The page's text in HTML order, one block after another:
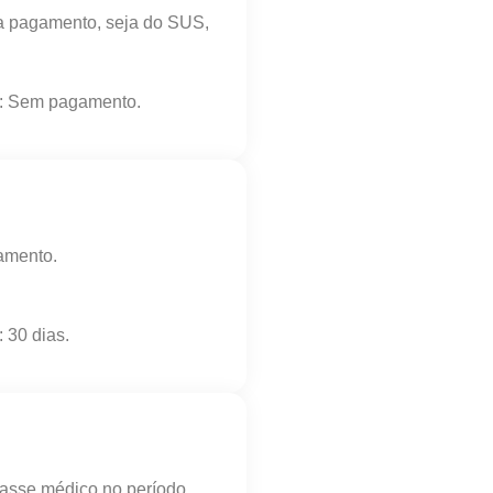
pagamento, seja do SUS,
Sem pagamento.
30 dias.